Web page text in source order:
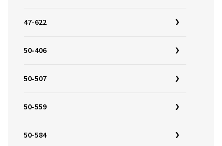
47-622
50-406
50-507
50-559
50-584